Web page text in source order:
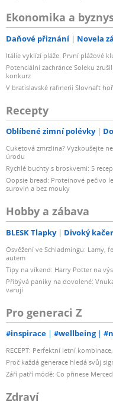
Ekonomika a
Daňové přiznání Novela
Itálie vyklízí pláže. První plážové
Potenciální zachránce Soleku
konkurz
V bratislavské rafinerii Slovnaft
Recepty
Oblíbené zimní polévky
Cuketová zmrzlina? Vyzkoušejte
úrodu
Rychlé buchty s broskvemi: 5
Oopsie bread: Proteinové pečivo
surovin a bez mouky
Hobby a zábava
BLESK Tlapky Divoký kačer
Osvěžení ve Schladmingu: Lamy,
autem
Tipy na víkend: Harry Potter na
Přibývá paniky na dovolené:
varují
Pro generaci Z
#inspirace #wellbeing
RECEPT: Perfektní letní
Proč každá generace hledá svůj
Září patří módě: Co přinese
Zdraví